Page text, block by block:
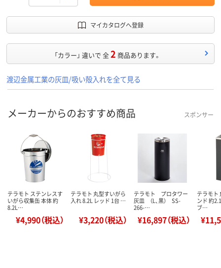
マイカタログへ登録
「カラー」 違いで 全2 商品あります。
渡辺金属工業の灰皿/吸い殻入れを全て見る
メーカーからのおすすめ商品 スポンサー
テラモト ステンレスす
いがら収集缶 本体 約
8.2L…
¥4,990（税込）
テラモト 丸型すいがら
入れ 8.2L レッド 1台 …
¥3,220（税込）
テラモト プロタワー
灰皿 （L、黒） SS-
266-…
¥16,897（税込）
テラモト
ンド 約
ブ…